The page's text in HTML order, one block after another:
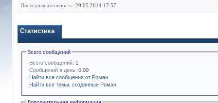
Последняя активность: 29.05.2014 17:57
Статистика
Всего сообщений
Всего сообщений: 1
Сообщений в день: 0.00
Найти все сообщения от Роман
Найти все темы, созданные Роман